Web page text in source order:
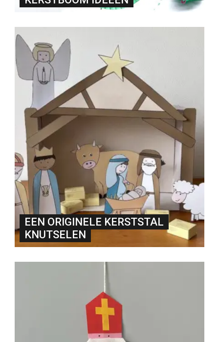
EEN ORIGINELE KERSTSTAL
KNUTSELEN